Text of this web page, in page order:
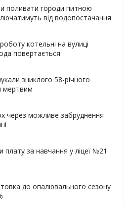
поливати городи питною
від водопостачання
котельні на вулиці
повертається
зниклого 58-річного
мертвим
через можливе забруднення
плату за навчання у ліцеї №21
до опалювального сезону